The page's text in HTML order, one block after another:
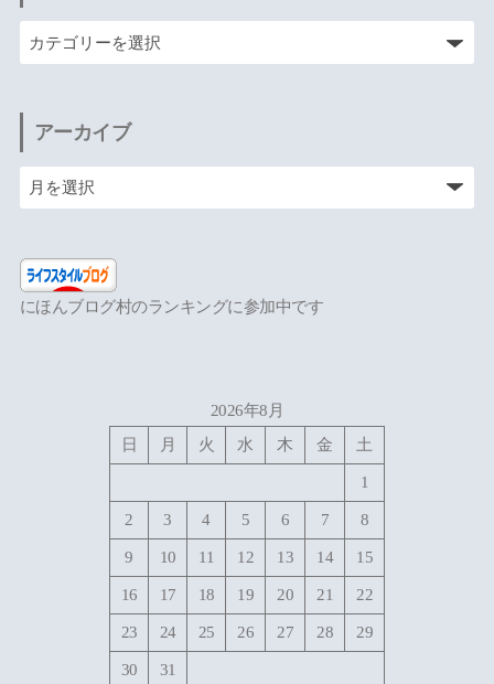
アーカイブ
にほんブログ村のランキングに参加中です
2026年8月
日
月 火 水 木 金 土
1
2 3 4 5 6 7 8
9 10 11 12 13 14 15
16 17 18 19 20 21 22
23 24 25 26 27 28 29
30 31